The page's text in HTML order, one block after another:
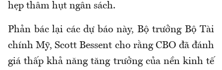
hẹp thâm hụt ngân sách.
Phản bác lại các dự báo này, Bộ trưởng Bộ Tài
chính Mỹ, Scott Bessent cho rằng CBO đã đánh
giá thấp khả năng tăng trưởng của nền kinh tế